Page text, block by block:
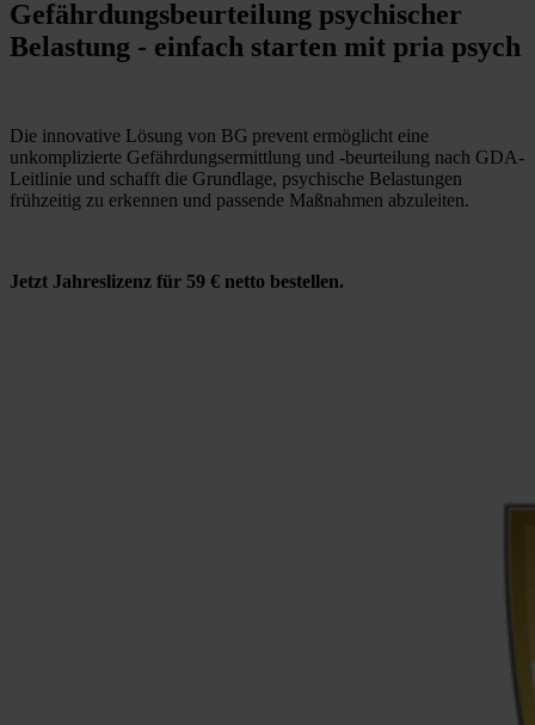
Gefährdungsbeurteilung psychischer
Belastung - einfach starten mit pria psych
Die innovative Lösung von BG prevent ermöglicht eine
unkomplizierte Gefährdungsermittlung und -beurteilung nach GDA-
Leitlinie und schafft die Grundlage, psychische Belastungen
frühzeitig zu erkennen und passende Maßnahmen abzuleiten.
Jetzt Jahreslizenz für 59 € netto bestellen.